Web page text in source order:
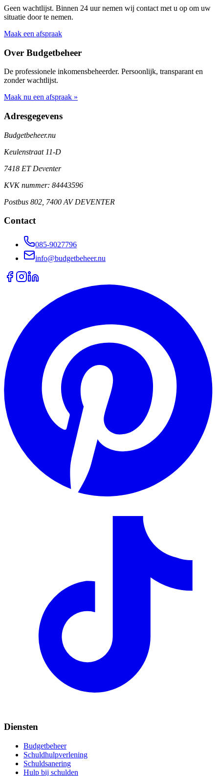
Geen wachtlijst. Binnen 24 uur nemen wij contact met u op om uw
situatie door te nemen.
Maak een afspraak
Over Budgetbeheer
De professionele inkomensbeheerder. Persoonlijk, transparant en
zonder wachtlijst.
Maak nu een afspraak »
Adresgegevens
Budgetbeheer.nu
Keulenstraat 11-D
7418 ET Deventer
KVK nummer: 84443596
Postbus 802, 7400 AV DEVENTER
Contact
085-9027796
info@budgetbeheer.nu
Diensten
Budgetbeheer
Schuldhulpverlening
Schuldsanering
Hulp bij schulden